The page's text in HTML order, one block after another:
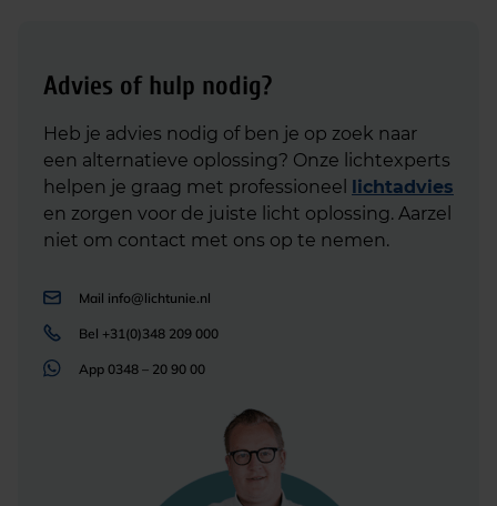
Advies of hulp nodig?
Heb je advies nodig of ben je op zoek naar
een alternatieve oplossing? Onze lichtexperts
helpen je graag met professioneel lichtadvies
en zorgen voor de juiste licht oplossing. Aarzel
niet om contact met ons op te nemen.
Mail info@lichtunie.nl
Bel +31(0)348 209 000
App 0348 – 20 90 00